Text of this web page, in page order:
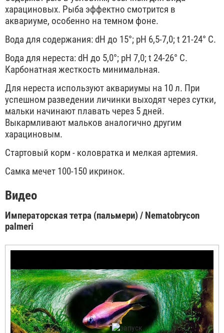
харациновых. Рыба эффектно смотрится в
аквариуме, особенно на темном фоне.
Вода для содержания: dН до 15°; pH 6,5-7,0; t 21-24° С.
Вода для неpecтa: dН до 5,0°; pH 7,0; t 24-26° С.
Карбонатная жесткость минимальная.
Для нереста используют аквариумы на 10 л. При
успешном разведении личинки выходят через сутки,
мальки начинают плавать через 5 дней.
Выкармливают мальков аналогично другим
харациновым.
Стартовый корм - коловратка и мелкая артемия.
Самка мечет 100-150 икринок.
Видео
Императорская тетра (пальмери) / Nematobrycon
palmeri